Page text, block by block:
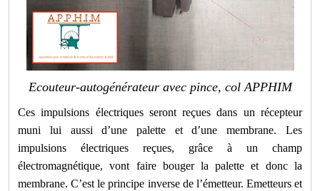
Ecouteur-autogénérateur avec pince, col APPHIM
Ces impulsions électriques seront reçues dans un récepteur
muni lui aussi d’une palette et d’une membrane. Les
impulsions électriques reçues, grâce à un champ
électromagnétique, vont faire bouger la palette et donc la
membrane. C’est le principe inverse de l’émetteur. Emetteurs et